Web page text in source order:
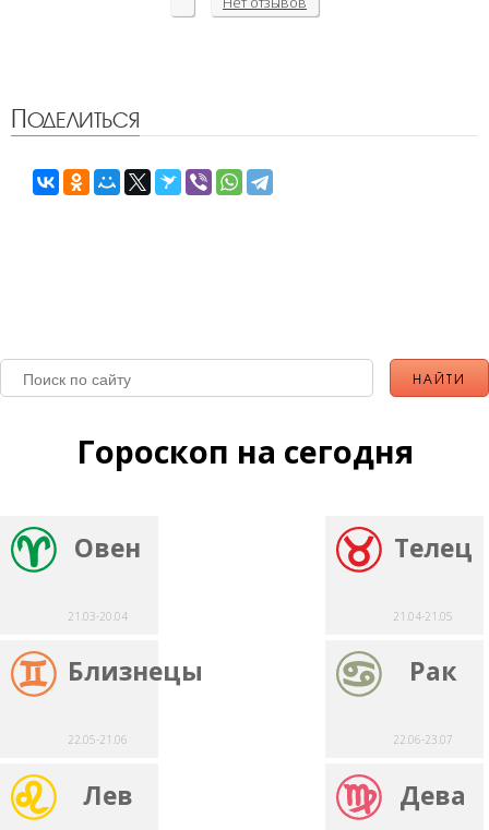
Поделиться
Гороскоп на сегодня
Овен
21.03-20.04
Телец
21.04-21.05
Близнецы
22.05-21.06
Рак
22.06-23.07
Лев Дева